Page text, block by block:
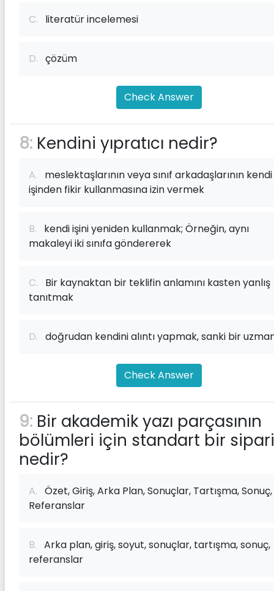
C. literatür incelemesi
D. çözüm
Check Answer
8: Kendini yıpratıcı nedir?
A. meslektaşlarının veya sınıf arkadaşlarının kendi
işinden fikir kullanmasına izin vermek
B. kendi işini yeniden kullanmak; Örneğin, aynı
makaleyi iki sınıfa göndererek
C. Bir kaynaktan bir teklifin anlamını kasten yanlış
tanıtmak
D. doğrudan kendini alıntı yapmak, sanki bir
Check Answer
9: Bir akademik yazı parçasının
bölümleri için standart bir
nedir?
A. Özet, Giriş, Arka Plan, Sonuçlar, Tartışma, Sonuç,
Referanslar
B. Arka plan, giriş, soyut, sonuçlar, tartışma, sonuç,
referanslar